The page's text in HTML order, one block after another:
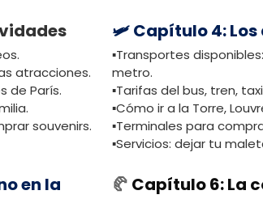
atracciones.
de París.
souvenirs.
🛩️ Capítulo 4:
▪️Transportes
metro.
▪️Tarifas del bus, tren,
▪️Cómo ir a la Torre,
▪️Terminales para
▪️Servicios: dejar tu
en la
🥐 Capítulo 6: La